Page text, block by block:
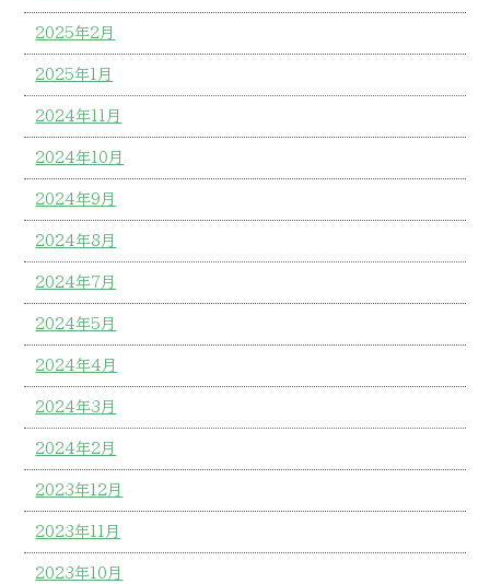
2025年2月
2025年1月
2024年11月
2024年10月
2024年9月
2024年8月
2024年7月
2024年5月
2024年4月
2024年3月
2024年2月
2023年12月
2023年11月
2023年10月